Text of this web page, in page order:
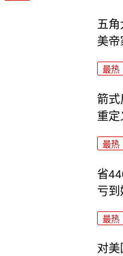
五
美帝
最热
箭式
重定
最热
省
亏到
最热
对